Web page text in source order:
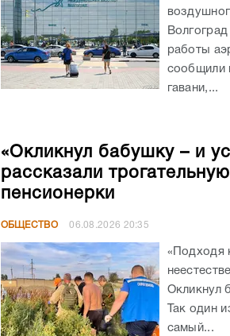
работы
сообщили
гавани,...
«Окликнул бабушку – и
рассказали
пенсионерки
ОБЩЕСТВО 06.08.2026 20:35
«Подходя
Окликнул
Так один
самый...